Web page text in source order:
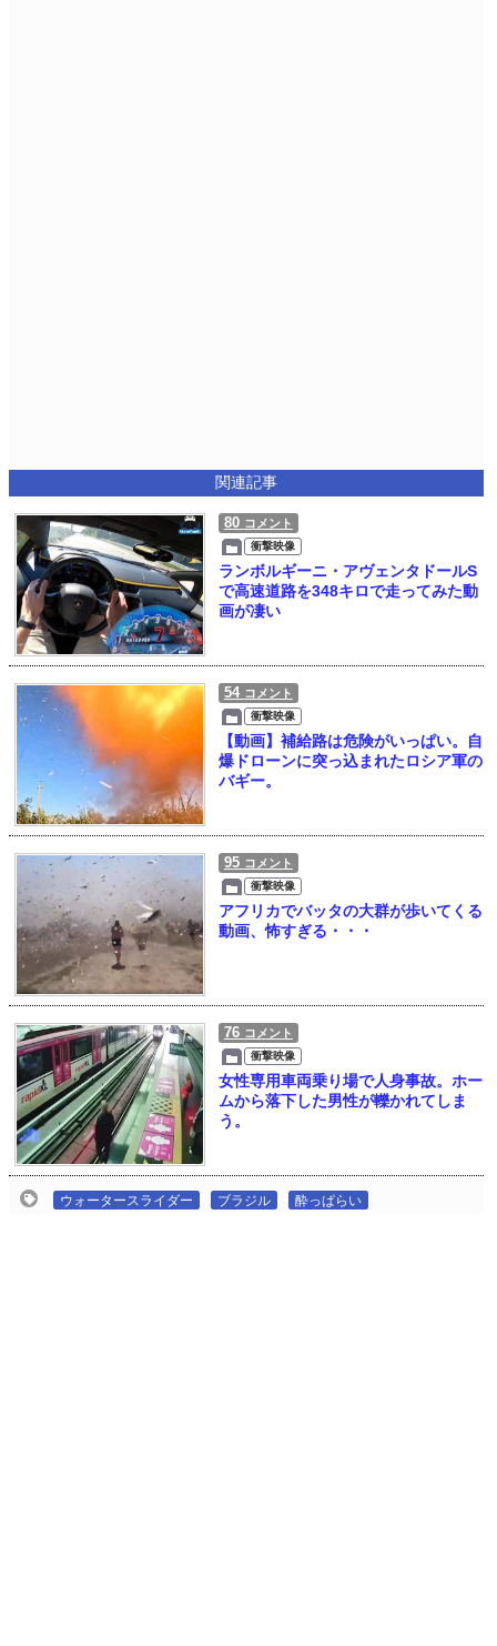
関連記事
80 コメント
衝撃映像
ランボルギーニ・アヴェンタドールS
で高速道路を348キロで走ってみた動
画が凄い
54 コメント
衝撃映像
【動画】補給路は危険がいっぱい。自
爆ドローンに突っ込まれたロシア軍の
バギー。
95 コメント
衝撃映像
アフリカでバッタの大群が歩いてくる
動画、怖すぎる・・・
76 コメント
衝撃映像
女性専用車両乗り場で人身事故。ホー
ムから落下した男性が轢かれてしま
う。
ウォータースライダー ブラジル 酔っぱらい